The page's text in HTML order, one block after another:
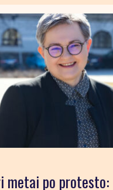
metai po protesto: